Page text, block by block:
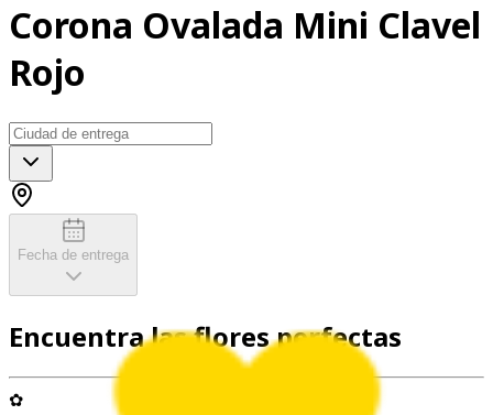
Corona Ovalada Mini Clavel
Rojo
Fecha de entrega
Encuentra las flores perfectas
✿